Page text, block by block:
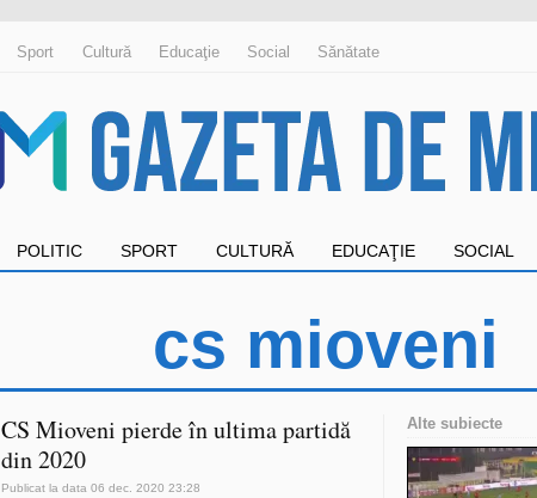
Sport Cultură Educaţie Social Sănătate
POLITIC SPORT CULTURĂ EDUCAŢIE SOCIAL
cs mioveni
CS Mioveni pierde în ultima partidă
din 2020
Publicat la data 06 dec. 2020 23:28
Alte subiecte